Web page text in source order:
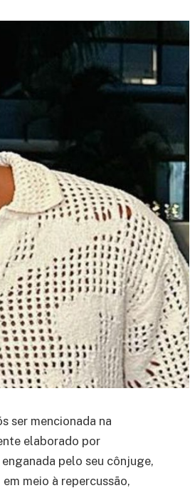
ser mencionada na
elaborado por
pelo seu cônjuge,
meio à repercussão,